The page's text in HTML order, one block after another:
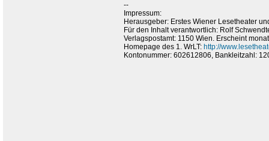
--
Impressum:
Herausgeber: Erstes Wiener Lesetheater
Für den Inhalt verantwortlich: Rolf
Verlagspostamt: 1150 Wien. Erscheint
Homepage des 1. WrLT: http://
Kontonummer: 602612806, Bankleitzahl: